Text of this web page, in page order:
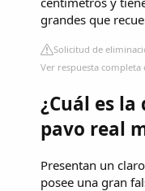
grandes que
Solicitud de
Ver respuesta completa
¿Cuál es
pavo real
Presentan un
posee una gran